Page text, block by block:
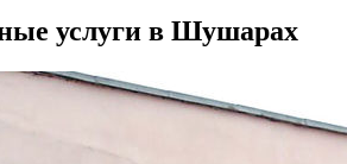
услуги в Шушарах